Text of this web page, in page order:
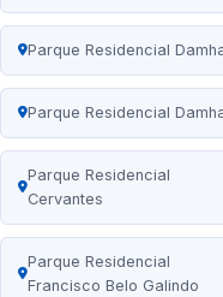
Parque Residencial
Parque Residencial
Parque Residencial
Cervantes
Parque Residencial
Francisco Belo Galindo